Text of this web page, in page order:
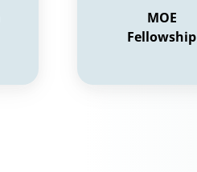
MOE
Fellowship